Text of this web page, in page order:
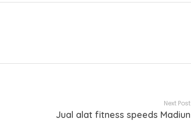
Next Post
Jual alat fitness speeds Madiun